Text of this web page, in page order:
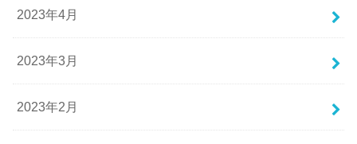
2023年4月
2023年3月
2023年2月